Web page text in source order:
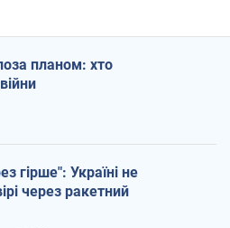
планом: хто
гірше": Україні не
через ракетний